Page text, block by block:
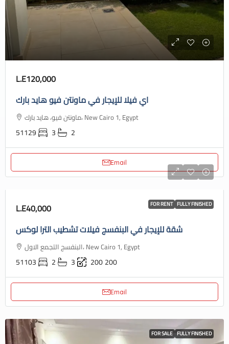
L.E120,000
اي فيلا للإيجار في ماونتن فيو هايد بارك
ماونتن فيو، هايد بارك، New Cairo 1, Egypt
51129 3 2
Email
FOR RENT FULLY FINISHED
L.E40,000
شقة للإيجار في البنفسج فيلات تشطيب الترا لوكس
البنفسج التجمع الاول، New Cairo 1, Egypt
51103 2 3 200200
Email
FOR SALE FULLY FINISHED